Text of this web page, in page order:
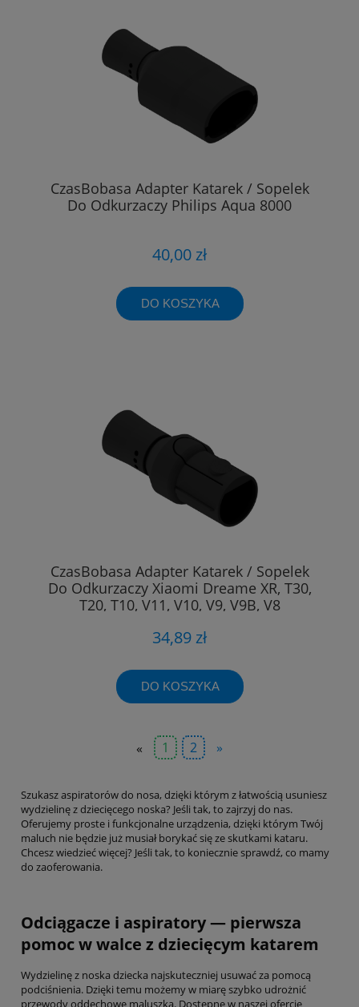
CzasBobasa Adapter Katarek / Sopelek
Do Odkurzaczy Philips Aqua 8000
40,00 zł
DO KOSZYKA
CzasBobasa Adapter Katarek / Sopelek
Do Odkurzaczy Xiaomi Dreame XR, T30,
T20, T10, V11, V10, V9, V9B, V8
34,89 zł
DO KOSZYKA
« 1 2 »
Szukasz aspiratorów do nosa, dzięki którym z łatwością usuniesz
wydzielinę z dziecięcego noska? Jeśli tak, to zajrzyj do nas.
Oferujemy proste i funkcjonalne urządzenia, dzięki którym Twój
maluch nie będzie już musiał borykać się ze skutkami kataru.
Chcesz wiedzieć więcej? Jeśli tak, to koniecznie sprawdź, co mamy
do zaoferowania.
Odciągacze i aspiratory — pierwsza
pomoc w walce z dziecięcym katarem
Wydzielinę z noska dziecka najskuteczniej usuwać za pomocą
podciśnienia. Dzięki temu możemy w miarę szybko udrożnić
przewody oddechowe maluszka. Dostępne w naszej ofercie